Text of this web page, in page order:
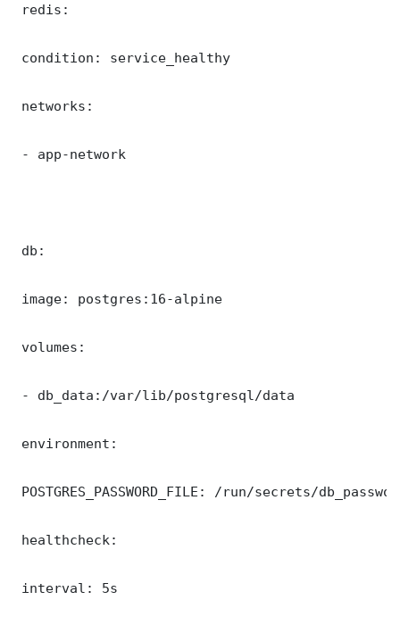
redis:
condition: service_healthy
networks:
- app-network
db:
image: postgres:16-alpine
volumes:
- db_data:/var/lib/postgresql/data
environment:
POSTGRES_PASSWORD_FILE: /run/secrets/
healthcheck:
interval: 5s